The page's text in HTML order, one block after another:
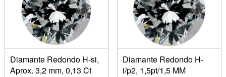
Diamante Redondo H-si,
Aprox. 3,2 mm, 0,13 Ct
Diamante Redondo H-
i/p2, 1,5pt/1,5 MM